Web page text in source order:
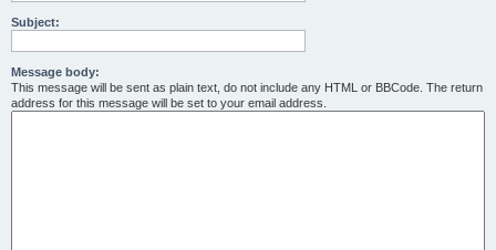
Subject:
Message body:
This message will be sent as plain text, do not include any HTML or BBCode. The return
address for this message will be set to your email address.